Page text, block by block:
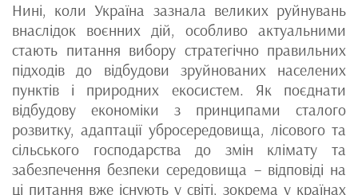
Нині, коли Україна зазнала великих руйнувань
внаслідок воєнних дій, особливо актуальними
стають питання вибору стратегічно правильних
підходів до відбудови зруйнованих населених
пунктів і природних екосистем. Як поєднати
відбудову економіки з принципами сталого
розвитку, адаптації убросередовища, лісового та
сільського господарства до змін клімату та
забезпечення безпеки середовища – відповіді на
ці питання вже існують у світі, зокрема у країнах